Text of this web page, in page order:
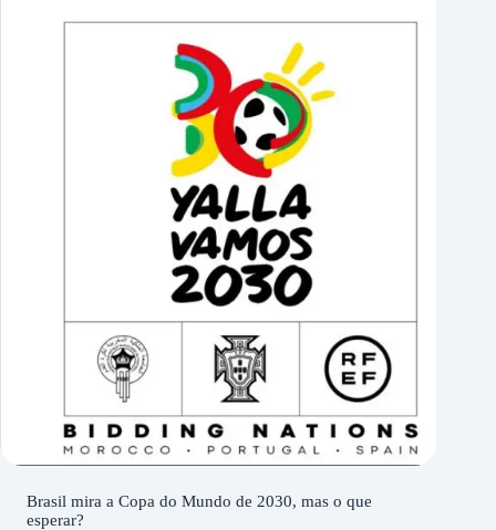
Brasil mira a Copa do Mundo de 2030, mas o que
esperar?